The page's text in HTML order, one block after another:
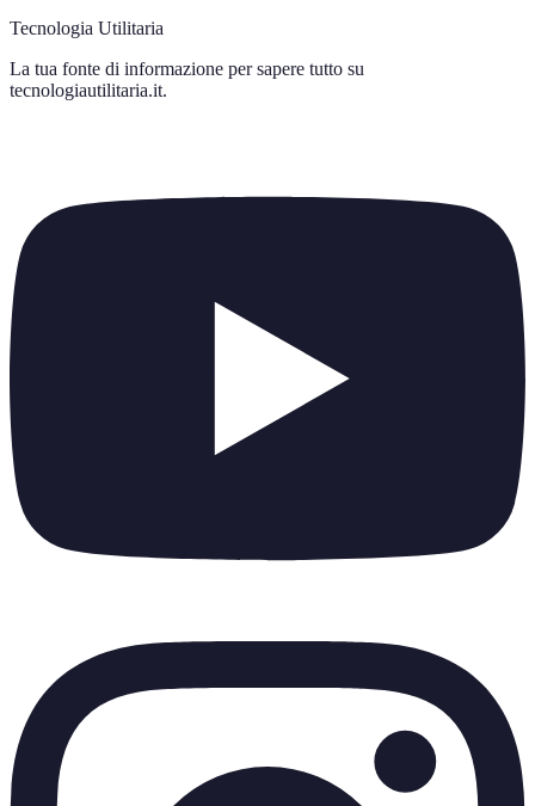
Tecnologia Utilitaria
La tua fonte di informazione per sapere tutto su
tecnologiautilitaria.it.